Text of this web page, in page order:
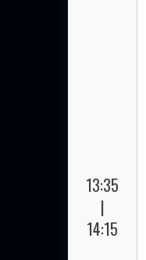
13:35
|
14:15